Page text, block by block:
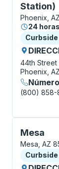
Station)
Phoenix,
24 horas
Curbside
44th Street
Phoenix,
(800) 858-
Mesa
Curbside
Mesa, AZ
Curbside